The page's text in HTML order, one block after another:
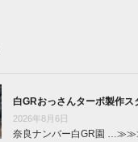
白GRおっさんターボ製作ス
2026年8月6日
奈良ナンバー白GR園 …